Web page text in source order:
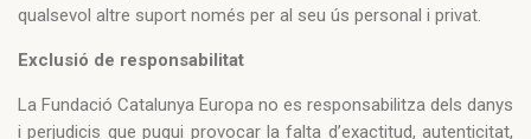
qualsevol altre suport només per al seu ús personal i privat.
Exclusió de responsabilitat
La Fundació Catalunya Europa no es responsabilitza dels danys
i perjudicis que pugui provocar la falta d’exactitud, autenticitat,